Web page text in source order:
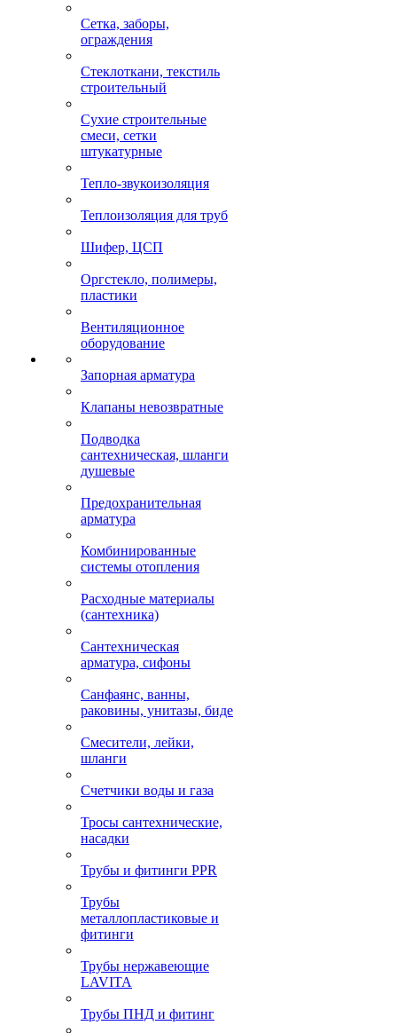
Сетка, заборы,
ограждения
Стеклоткани, текстиль
строительный
Сухие строительные
смеси, сетки
штукатурные
Тепло-звукоизоляция
Теплоизоляция для труб
Шифер, ЦСП
Оргстекло, полимеры,
пластики
Вентиляционное
оборудование
Запорная арматура
Клапаны невозвратные
Подводка
сантехническая, шланги
душевые
Предохранительная
арматура
Комбинированные
системы отопления
Расходные материалы
(сантехника)
Сантехническая
арматура, сифоны
Санфаянс, ванны,
раковины, унитазы, биде
Смесители, лейки,
шланги
Счетчики воды и газа
Тросы сантехнические,
насадки
Трубы и фитинги PPR
Трубы
металлопластиковые и
фитинги
Трубы нержавеющие
LAVITA
Трубы ПНД и фитинг